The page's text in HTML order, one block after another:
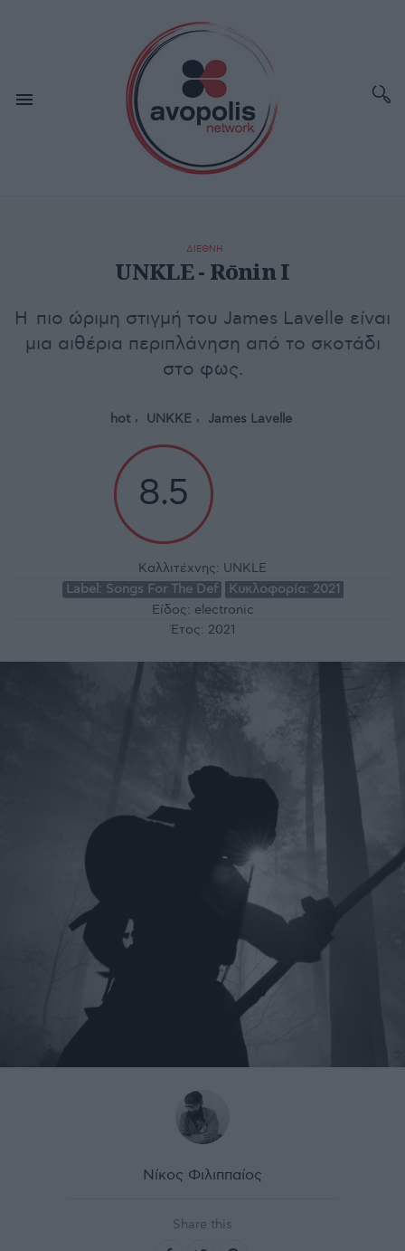
ΔΙΕΘΝΗ
UNKLE - Rōnin Ι
H πιο ώριμη στιγμή του James Lavelle είναι
μια αιθέρια περιπλάνηση από το σκοτάδι
στο φως.
hot UNKKE James Lavelle
8.5
Καλλιτέχνης: UNKLE
Label: Songs For The Def Κυκλοφορία: 2021
Είδος: electronic
Έτος: 2021
Νίκος Φιλιππαίος
Share this